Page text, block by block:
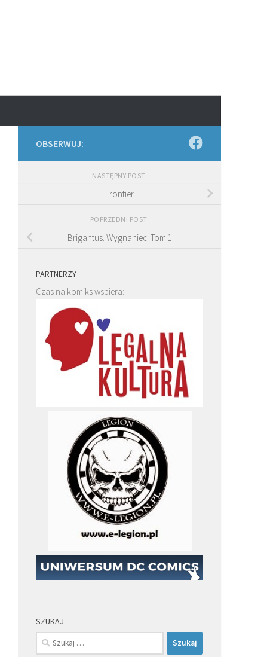
OBSERWUJ:
NASTĘPNY POST
Frontier
POPRZEDNI POST
Brigantus. Wygnaniec. Tom 1
PARTNERZY
Czas na komiks wspiera:
SZUKAJ
Szukaj: